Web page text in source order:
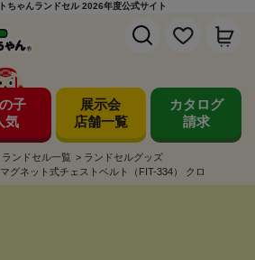
ちゃんランドセル 2026年度公式サイト
子
気
展示会
店舗一覧
カタログ
請求
ランドセル一覧 > ランドセルグッズ
マグネット式チェストベルト（FIT-334） クロ